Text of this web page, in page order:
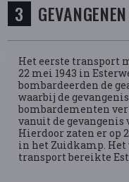
Het eerste transport
22 mei 1943 in
bombardeerden de
waarbij de
bombardementen
vanuit de
Hierdoor zaten er op
in het Zuidkamp.
transport bereikte